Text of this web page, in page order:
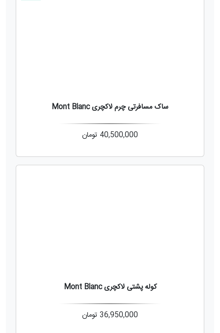
ساک مسافرتی چرم لاکچری Mont Blanc
40,500,000 تومان
کوله پشتی لاکچری Mont Blanc
36,950,000 تومان